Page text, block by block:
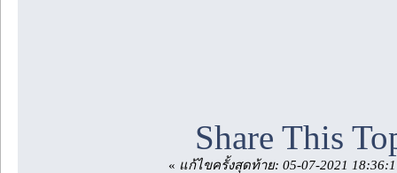
Share This
« แก้ไขครั้งสุดท้าย: 05-07-2021